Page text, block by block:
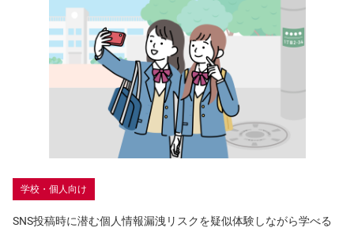
学校・個人向け
SNS投稿時に潜む個人情報漏洩リスクを疑似体験しながら学べる